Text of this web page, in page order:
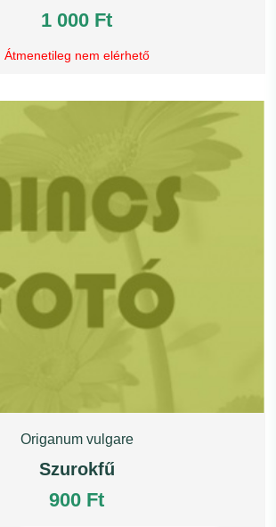
1 000 Ft
Átmenetileg nem elérhető
Origanum vulgare
Szurokfű
900 Ft